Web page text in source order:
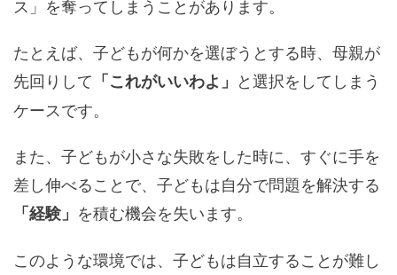
ス」を奪ってしまうことがあります。
たとえば、子どもが何かを選ぼうとする時、母親が
先回りして 「これがいいわよ」 と選択をしてしまう
ケースです。
また、子どもが小さな失敗をした時に、すぐに手を
差し伸べることで、子どもは自分で問題を解決する
「経験」 を積む機会を失います。
このような環境では、子どもは自立することが難し